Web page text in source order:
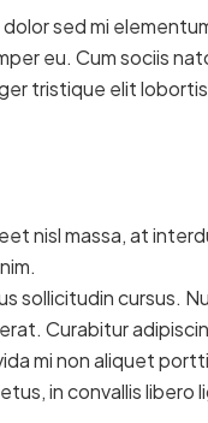
sed mi
eu. Cum sociis
tristique elit
nisl massa, at
sollicitudin cursus.
Curabitur
mi non aliquet
in convallis libero